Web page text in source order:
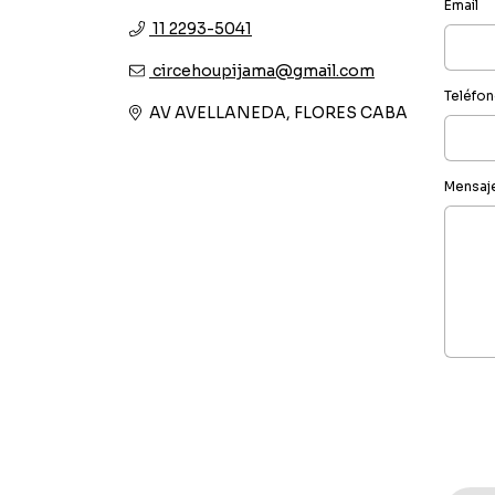
11 2293-5041
circehoupijama@gmail.com
AV AVELLANEDA, FLORES CABA
Email